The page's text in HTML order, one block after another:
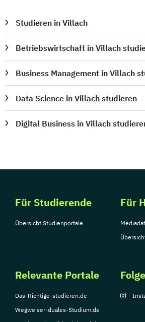
Studieren in Villach
Betriebswirtschaft in Villach
Business Management in Villach
Data Science in Villach studieren
Digital Business in Villach
Für Studierende
Übersicht Studienportale
Für
Relevante Portale
Das-Richtige-studieren.de
Wegweiser-duales-Studium.de